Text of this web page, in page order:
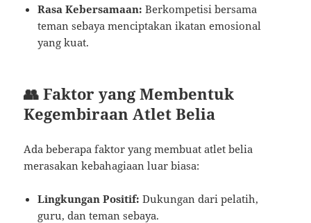
Rasa Kebersamaan: Berkompetisi bersama
teman sebaya menciptakan ikatan emosional
yang kuat.
👥 Faktor yang Membentuk
Kegembiraan Atlet Belia
Ada beberapa faktor yang membuat atlet belia
merasakan kebahagiaan luar biasa:
Lingkungan Positif: Dukungan dari pelatih,
guru, dan teman sebaya.